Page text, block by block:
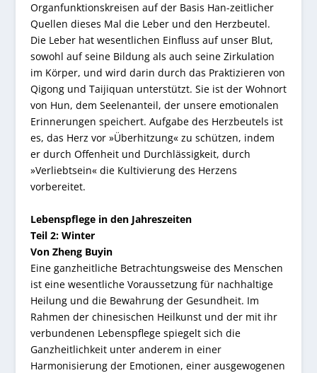
Organfunktionskreisen auf der Basis Han-zeitlicher
Quellen dieses Mal die Leber und den Herzbeutel.
Die Leber hat wesentlichen Einfluss auf unser Blut,
sowohl auf seine Bildung als auch seine Zirkulation
im Körper, und wird darin durch das Praktizieren von
Qigong und Taijiquan unterstützt. Sie ist der Wohnort
von Hun, dem Seelenanteil, der unsere emotionalen
Erinnerungen speichert. Aufgabe des Herzbeutels ist
es, das Herz vor »Überhitzung« zu schützen, indem
er durch Offenheit und Durchlässigkeit, durch
»Verliebtsein« die Kultivierung des Herzens
vorbereitet.
Lebenspflege in den Jahreszeiten
Teil 2: Winter
Von Zheng Buyin
Eine ganzheitliche Betrachtungsweise des Menschen
ist eine wesentliche Voraussetzung für nachhaltige
Heilung und die Bewahrung der Gesundheit. Im
Rahmen der chinesischen Heilkunst und der mit ihr
verbundenen Lebenspflege spiegelt sich die
Ganzheitlichkeit unter anderem in einer
Harmonisierung der Emotionen, einer ausgewogenen